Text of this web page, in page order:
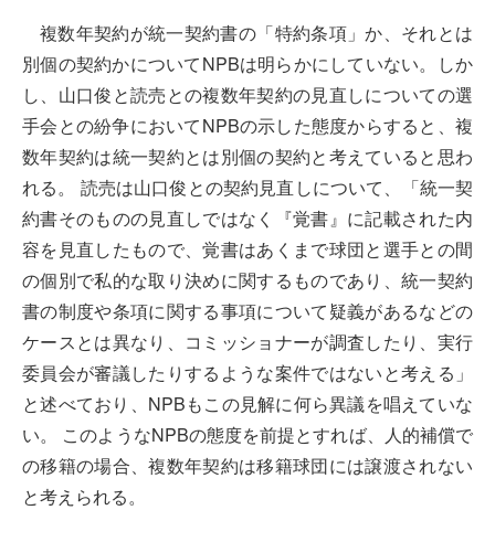
複数年契約が統一契約書の「特約条項」か、それとは
別個の契約かについてNPBは明らかにしていない。しか
し、山口俊と読売との複数年契約の見直しについての選
手会との紛争においてNPBの示した態度からすると、複
数年契約は統一契約とは別個の契約と考えていると思わ
れる。 読売は山口俊との契約見直しについて、「統一契
約書そのものの見直しではなく『覚書』に記載された内
容を見直したもので、覚書はあくまで球団と選手との間
の個別で私的な取り決めに関するものであり、統一契約
書の制度や条項に関する事項について疑義があるなどの
ケースとは異なり、コミッショナーが調査したり、実行
委員会が審議したりするような案件ではないと考える」
と述べており、NPBもこの見解に何ら異議を唱えていな
い。 このようなNPBの態度を前提とすれば、人的補償で
の移籍の場合、複数年契約は移籍球団には譲渡されない
と考えられる。